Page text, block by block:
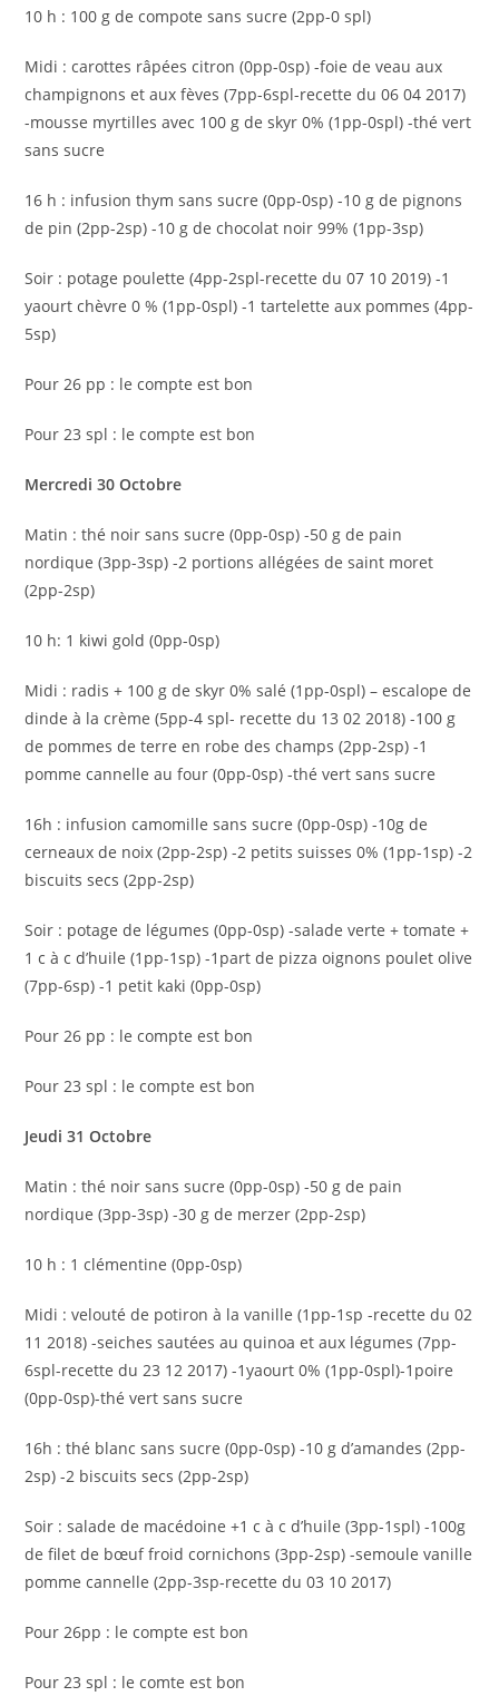
10 h : 100 g de compote sans sucre (2pp-0 spl)
Midi : carottes râpées citron (0pp-0sp) -foie de veau aux
champignons et aux fèves (7pp-6spl-recette du 06 04 2017)
-mousse myrtilles avec 100 g de skyr 0% (1pp-0spl) -thé vert
sans sucre
16 h : infusion thym sans sucre (0pp-0sp) -10 g de pignons
de pin (2pp-2sp) -10 g de chocolat noir 99% (1pp-3sp)
Soir : potage poulette (4pp-2spl-recette du 07 10 2019) -1
yaourt chèvre 0 % (1pp-0spl) -1 tartelette aux pommes (4pp-
5sp)
Pour 26 pp : le compte est bon
Pour 23 spl : le compte est bon
Mercredi 30 Octobre
Matin : thé noir sans sucre (0pp-0sp) -50 g de pain
nordique (3pp-3sp) -2 portions allégées de saint moret
(2pp-2sp)
10 h: 1 kiwi gold (0pp-0sp)
Midi : radis + 100 g de skyr 0% salé (1pp-0spl) – escalope de
dinde à la crème (5pp-4 spl- recette du 13 02 2018) -100 g
de pommes de terre en robe des champs (2pp-2sp) -1
pomme cannelle au four (0pp-0sp) -thé vert sans sucre
16h : infusion camomille sans sucre (0pp-0sp) -10g de
cerneaux de noix (2pp-2sp) -2 petits suisses 0% (1pp-1sp) -2
biscuits secs (2pp-2sp)
Soir : potage de légumes (0pp-0sp) -salade verte + tomate +
1 c à c d’huile (1pp-1sp) -1part de pizza oignons poulet olive
(7pp-6sp) -1 petit kaki (0pp-0sp)
Pour 26 pp : le compte est bon
Pour 23 spl : le compte est bon
Jeudi 31 Octobre
Matin : thé noir sans sucre (0pp-0sp) -50 g de pain
nordique (3pp-3sp) -30 g de merzer (2pp-2sp)
10 h : 1 clémentine (0pp-0sp)
Midi : velouté de potiron à la vanille (1pp-1sp -recette du 02
11 2018) -seiches sautées au quinoa et aux légumes (7pp-
6spl-recette du 23 12 2017) -1yaourt 0% (1pp-0spl)-1poire
(0pp-0sp)-thé vert sans sucre
16h : thé blanc sans sucre (0pp-0sp) -10 g d’amandes (2pp-
2sp) -2 biscuits secs (2pp-2sp)
Soir : salade de macédoine +1 c à c d’huile (3pp-1spl) -100g
de filet de bœuf froid cornichons (3pp-2sp) -semoule vanille
pomme cannelle (2pp-3sp-recette du 03 10 2017)
Pour 26pp : le compte est bon
Pour 23 spl : le comte est bon